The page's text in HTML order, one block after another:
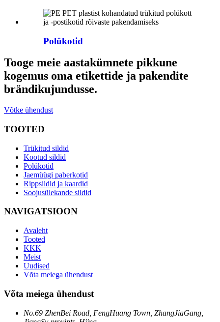
Polükotid
Tooge meie aastakümnete pikkune
kogemus oma etikettide ja pakendite
brändikujundusse.
Võtke ühendust
TOOTED
Trükitud sildid
Kootud sildid
Polükotid
Jaemüügi paberkotid
Rippsildid ja kaardid
Soojusülekande sildid
NAVIGATSIOON
Avaleht
Tooted
KKK
Meist
Uudised
Võta meiega ühendust
Võta meiega ühendust
No.69 ZhenBei Road, FengHuang Town, ZhangJiaGang,